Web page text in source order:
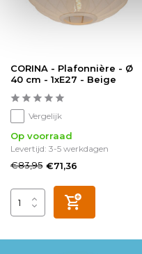
CORINA - Plafonnière - Ø
40 cm - 1xE27 - Beige
Vergelijk
Op voorraad
Levertijd: 3-5 werkdagen
€83,95 €71,36